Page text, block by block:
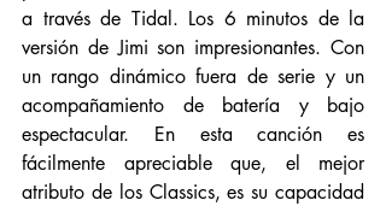
a través de Tidal. Los 6 minutos de la
versión de Jimi son impresionantes. Con
un rango dinámico fuera de serie y un
acompañamiento de batería y bajo
espectacular. En esta canción es
fácilmente apreciable que, el mejor
atributo de los Classics, es su capacidad